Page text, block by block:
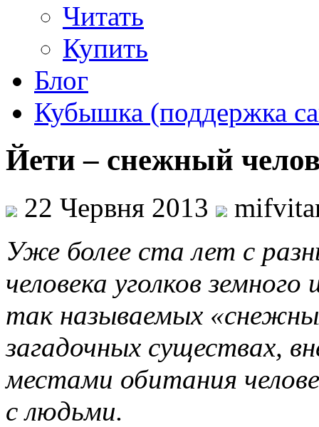
Читать
Купить
Блог
Кубышка (поддержка
Йети – снежный
22 Червня 2013
Уже более ста лет с
человека уголков
так называемых
загадочных существах,
местами обитания
с людьми.